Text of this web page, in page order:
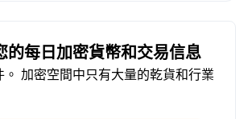
的每日加密貨幣和交易信息
。 加密空間中只有大量的乾貨和行業